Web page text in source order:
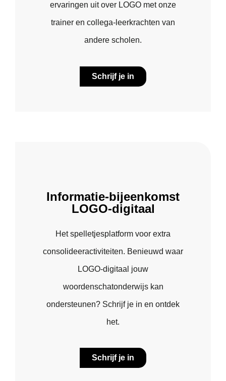
ervaringen uit over LOGO met onze
trainer en collega-leerkrachten van
andere scholen.
Schrijf je in
Informatie-bijeenkomst
LOGO-digitaal
Het spelletjesplatform voor extra
consolideeractiviteiten. Benieuwd waar
LOGO-digitaal jouw
woordenschatonderwijs kan
ondersteunen? Schrijf je in en ontdek
het.
Schrijf je in